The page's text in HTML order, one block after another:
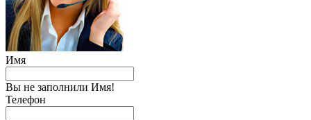
Имя
Вы не заполнили Имя!
Телефон